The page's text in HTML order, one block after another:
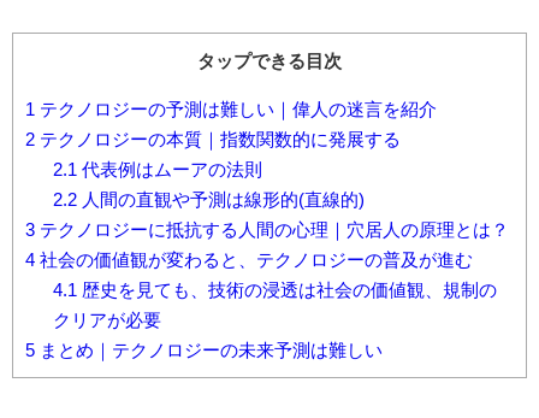
タップできる目次
1 テクノロジーの予測は難しい｜偉人の迷言を紹介
2 テクノロジーの本質｜指数関数的に発展する
2.1 代表例はムーアの法則
2.2人間の直観や予測は線形的(直線的)
3 テクノロジーに抵抗する人間の心理｜穴居人の原理とは？
4 社会の価値観が変わると、テクノロジーの普及が進む
4.1 歴史を見ても、技術の浸透は社会の価値観、規制の
クリアが必要
5 まとめ｜テクノロジーの未来予測は難しい